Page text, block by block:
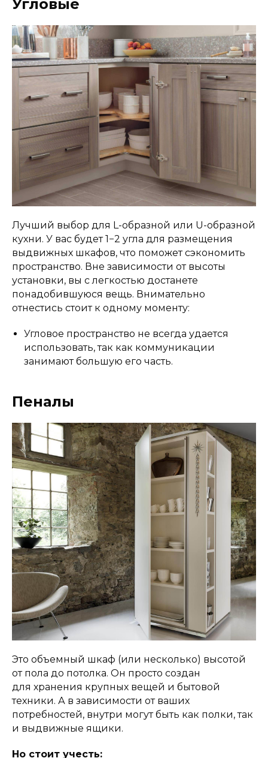
Угловые
Лучший выбор для L-образной или U-образной
кухни. У вас будет 1−2 угла для размещения
выдвижных шкафов, что поможет сэкономить
пространство. Вне зависимости от высоты
установки, вы с легкостью достанете
понадобившуюся вещь. Внимательно
отнестись стоит к одному моменту:
Угловое пространство не всегда удается
использовать, так как коммуникации
занимают большую его часть.
Пеналы
Это объемный шкаф (или несколько) высотой
от пола до потолка. Он просто создан
для хранения крупных вещей и бытовой
техники. А в зависимости от ваших
потребностей, внутри могут быть как полки, так
и выдвижные ящики.
Но стоит учесть: